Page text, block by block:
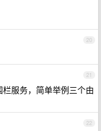
20
21
服务，简单举例三个由
22